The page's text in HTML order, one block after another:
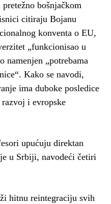
bošnjačkom
citiraju Bojanu
konventa o EU,
„funkcionisao u
namenjen „potrebama
Kako se navodi,
ima duboke posledice
i evropske
upućuju direktan
u Srbiji, navodeći četiri
hitnu reintegraciju svih